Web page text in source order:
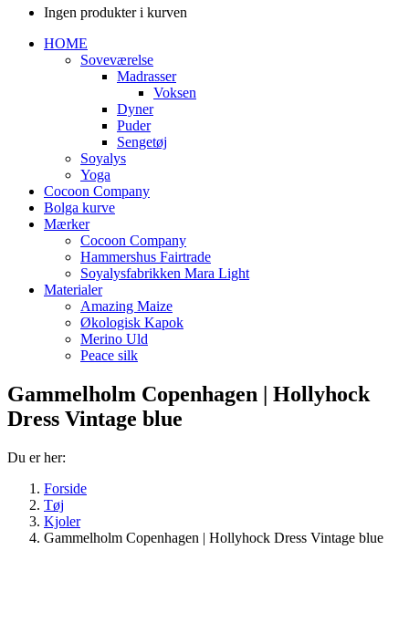
Ingen produkter i kurven
HOME
Soveværelse
Madrasser
Voksen
Dyner
Puder
Sengetøj
Soyalys
Yoga
Cocoon Company
Bolga kurve
Mærker
Cocoon Company
Hammershus Fairtrade
Soyalysfabrikken Mara Light
Materialer
Amazing Maize
Økologisk Kapok
Merino Uld
Peace silk
Gammelholm Copenhagen | Hollyhock
Dress Vintage blue
Du er her:
Forside
Tøj
Kjoler
Gammelholm Copenhagen | Hollyhock Dress Vintage blue